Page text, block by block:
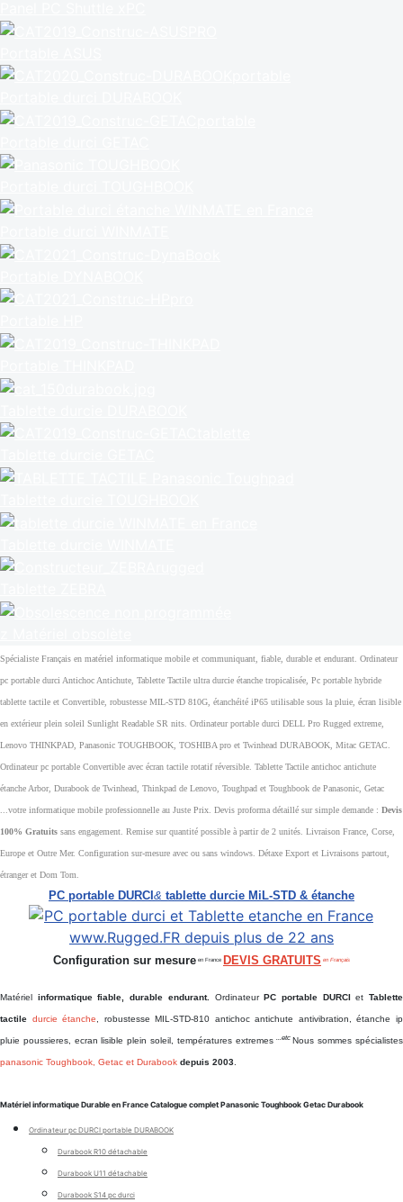
Spécialiste Français en matériel informatique mobile et communiquant, fiable, durable et endurant. Ordinateur
pc portable durci Antichoc Antichute, Tablette Tactile ultra durcie étanche tropicalisée, Pc portable hybride
tablette tactile et Convertible, robustesse MIL-STD 810G, étanchéité iP65 utilisable sous la pluie, écran lisible
en extérieur plein soleil Sunlight Readable SR nits. Ordinateur portable durci DELL Pro Rugged extreme,
Lenovo THINKPAD, Panasonic TOUGHBOOK, TOSHIBA pro et Twinhead DURABOOK, Mitac GETAC.
Ordinateur pc portable Convertible avec écran tactile rotatif réversible. Tablette Tactile antichoc antichute
étanche Arbor, Durabook de Twinhead, Thinkpad de Lenovo, Toughpad et Toughbook de Panasonic, Getac
...votre informatique mobile professionnelle au Juste Prix. Devis proforma détaillé sur simple demande : Devis
100% Gratuits sans engagement. Remise sur quantité possible à partir de 2 unités. Livraison France, Corse,
Europe et Outre Mer. Configuration sur-mesure avec ou sans windows. Détaxe Export et Livraisons partout,
étranger et Dom Tom.
PC portable DURCI & tablette durcie MiL-STD & étanche
Configuration sur mesure en France DEVIS GRATUITS en Français
Matériel informatique fiable, durable endurant. OrdinateurPC portable DURCIet Tablette
tactile durcie étanche , robustesse MIL-STD-810 antichoc antichute antivibration, étanche ip
pluie poussieres, ecran lisible plein soleil, températures extremes ...etcNous sommes spécialistes
panasonic Toughbook, Getac et Durabook depuis 2003
Matériel informatique Durable en France Catalogue complet Panasonic Toughbook Getac Durabook
Ordinateur pc DURCI portable DURABOOK
Durabook R10 détachable
Durabook U11 détachable
Durabook S14 pc durci